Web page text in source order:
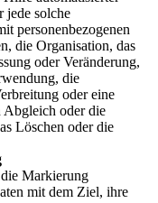
jede solche
personenbezogenen
die Organisation, das
oder Veränderung,
die
oder eine
Abgleich oder die
Löschen oder die
Markierung
mit dem Ziel, ihre